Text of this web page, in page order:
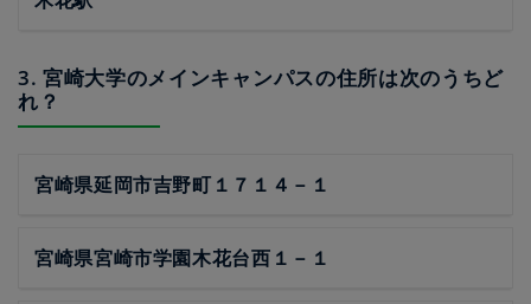
3. 宮崎大学のメインキャンパスの住所は次のうちど
れ？
宮崎県延岡市吉野町１７１４－１
宮崎県宮崎市学園木花台西１－１